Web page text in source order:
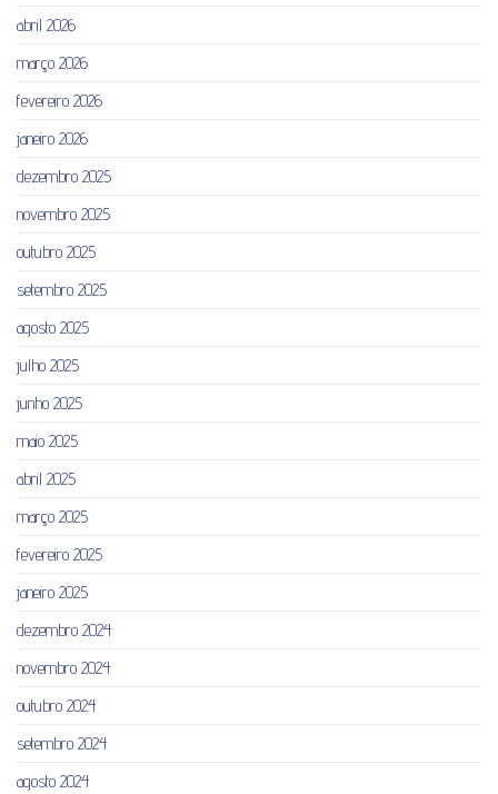
abril 2026
março 2026
fevereiro 2026
janeiro 2026
dezembro 2025
novembro 2025
outubro 2025
setembro 2025
agosto 2025
julho 2025
junho 2025
maio 2025
abril 2025
março 2025
fevereiro 2025
janeiro 2025
dezembro 2024
novembro 2024
outubro 2024
setembro 2024
agosto 2024